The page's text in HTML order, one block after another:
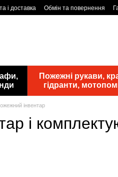
і доставка Обмін та повернення
Пожежні рукави,
гідранти,
інвентар
і